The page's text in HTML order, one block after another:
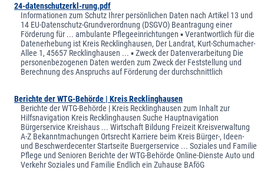
24-datenschutzerkl-rung.pdf
Informationen zum Schutz Ihrer persönlichen Daten nach Artikel 13 und
14 EU-Datenschutz-Grundverordnung (DSGVO) Beantragung einer
Förderung für ... ambulante Pflegeeinrichtungen ▪ Verantwortlich für die
Datenerhebung ist Kreis Recklinghausen, Der Landrat, Kurt-Schumacher-
Allee 1, 45657 Recklinghausen ... ▪ Zweck der Datenverarbeitung Die
personenbezogenen Daten werden zum Zweck der Feststellung und
Berechnung des Anspruchs auf Förderung der durchschnittlich
Berichte der WTG-Behörde | Kreis Recklinghausen
Berichte der WTG-Behörde | Kreis Recklinghausen zum Inhalt zur
Hilfsnavigation Kreis Recklinghausen Suche Hauptnavigation
Bürgerservice Kreishaus ... Wirtschaft Bildung Freizeit Kreisverwaltung
A-Z Bekanntmachungen Ortsrecht Karriere beim Kreis Bürger-, Ideen-
und Beschwerdecenter Startseite Buergerservice ... Soziales und Familie
Pflege und Senioren Berichte der WTG-Behörde Online-Dienste Auto und
Verkehr Soziales und Familie Endlich ein Zuhause BAföG